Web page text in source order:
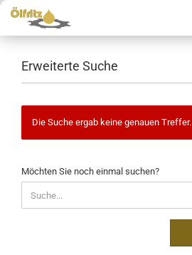
Erweiterte Suche
Die Suche ergab keine genauen Treffer.
MÖCHTEN
SIE
NOCH
EINMAL
Möchten Sie noch einmal suchen?